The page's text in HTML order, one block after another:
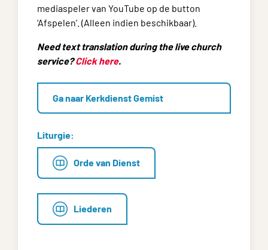
mediaspeler van YouTube op de button
‘Afspelen’. (Alleen indien beschikbaar).
Need text translation during the live church
service?Click here.
Ga naar Kerkdienst Gemist
Liturgie:
Orde van Dienst
Liederen